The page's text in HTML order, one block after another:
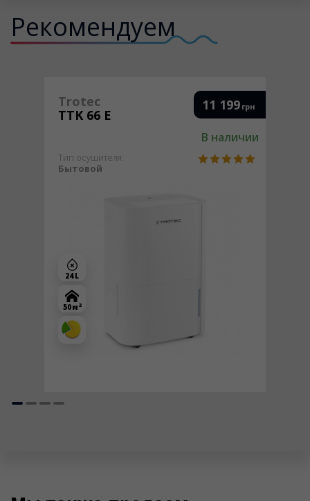
Рекомендуем
11 199 грн
В наличии
Trotec
TTK 66 E
Тип осушителя:
Бытовой
24 L
50 м 2